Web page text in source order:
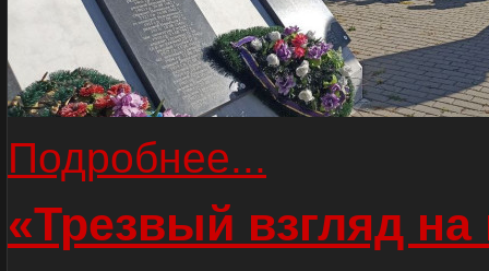
Подробнее...
«Трезвый взгляд на